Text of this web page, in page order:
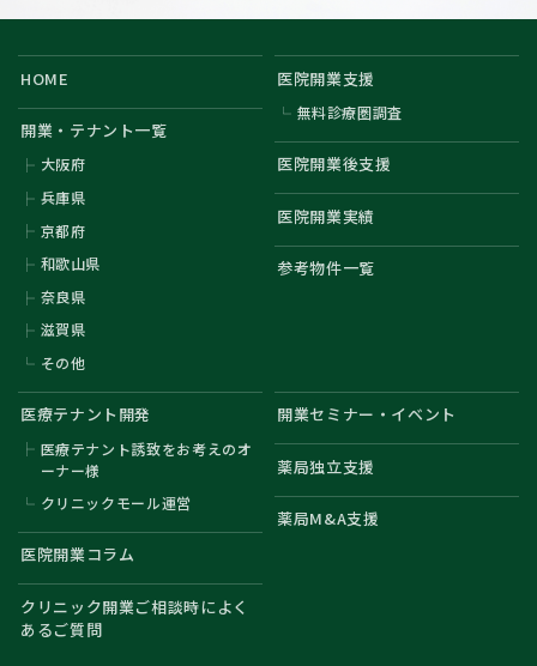
HOME
開業・テナント一覧
大阪府
兵庫県
京都府
和歌山県
奈良県
滋賀県
その他
医院開業支援
無料診療圏調査
医院開業後支援
医院開業実績
参考物件一覧
医療テナント開発
医療テナント誘致をお考えのオ
ーナー様
クリニックモール運営
医院開業コラム
クリニック開業ご相談時によく
あるご質問
開業セミナー・イベント
薬局独立支援
薬局M&A支援